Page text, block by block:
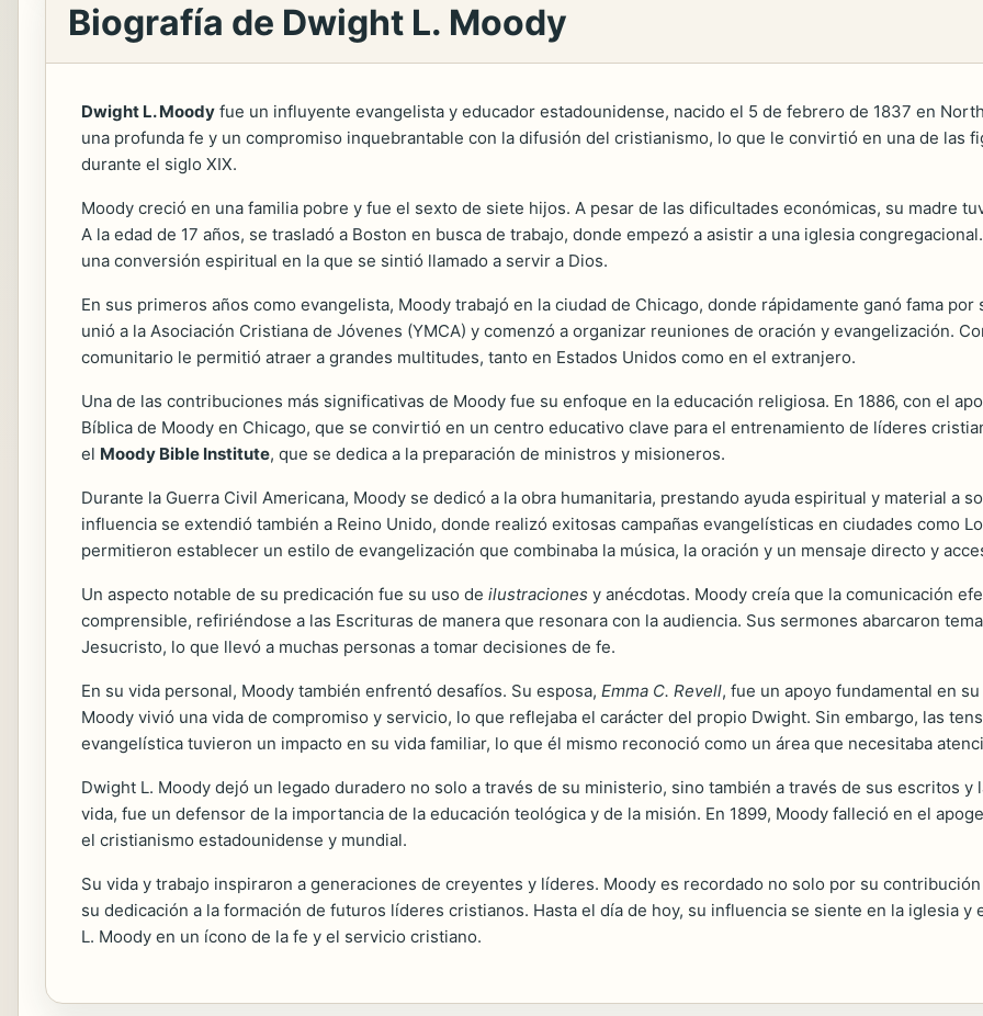
Biografía de Dwight L. Moody
Dwight L. Moody fue un influyente evangelista y educador estadounidense, nacido el 5 de febrero de 1837 en
una profunda fe y un compromiso inquebrantable con la difusión del cristianismo, lo que le convirtió en una de las
durante el siglo XIX.
Moody creció en una familia pobre y fue el sexto de siete hijos. A pesar de las dificultades económicas, su madre
A la edad de 17 años, se trasladó a Boston en busca de trabajo, donde empezó a asistir a una iglesia
una conversión espiritual en la que se sintió llamado a servir a Dios.
En sus primeros años como evangelista, Moody trabajó en la ciudad de Chicago, donde rápidamente ganó fama
unió a la Asociación Cristiana de Jóvenes (YMCA) y comenzó a organizar reuniones de oración y evangelización.
comunitario le permitió atraer a grandes multitudes, tanto en Estados Unidos como en el extranjero.
Una de las contribuciones más significativas de Moody fue su enfoque en la educación religiosa. En 1886, con el
Bíblica de Moody en Chicago, que se convirtió en un centro educativo clave para el entrenamiento de líderes
el Moody Bible Institute, que se dedica a la preparación de ministros y misioneros.
Durante la Guerra Civil Americana, Moody se dedicó a la obra humanitaria, prestando ayuda espiritual y material a
influencia se extendió también a Reino Unido, donde realizó exitosas campañas evangelísticas en ciudades como
permitieron establecer un estilo de evangelización que combinaba la música, la oración y un mensaje directo y
Un aspecto notable de su predicación fue su uso de ilustraciones y anécdotas. Moody creía que la comunicación
comprensible, refiriéndose a las Escrituras de manera que resonara con la audiencia. Sus sermones abarcaron
Jesucristo, lo que llevó a muchas personas a tomar decisiones de fe.
En su vida personal, Moody también enfrentó desafíos. Su esposa, Emma C. Revell, fue un apoyo fundamental en
Moody vivió una vida de compromiso y servicio, lo que reflejaba el carácter del propio Dwight. Sin embargo, las
evangelística tuvieron un impacto en su vida familiar, lo que él mismo reconoció como un área que necesitaba
Dwight L. Moody dejó un legado duradero no solo a través de su ministerio, sino también a través de sus escritos
vida, fue un defensor de la importancia de la educación teológica y de la misión. En 1899, Moody falleció en el
el cristianismo estadounidense y mundial.
Su vida y trabajo inspiraron a generaciones de creyentes y líderes. Moody es recordado no solo por su
su dedicación a la formación de futuros líderes cristianos. Hasta el día de hoy, su influencia se siente en la iglesia
L. Moody en un ícono de la fe y el servicio cristiano.